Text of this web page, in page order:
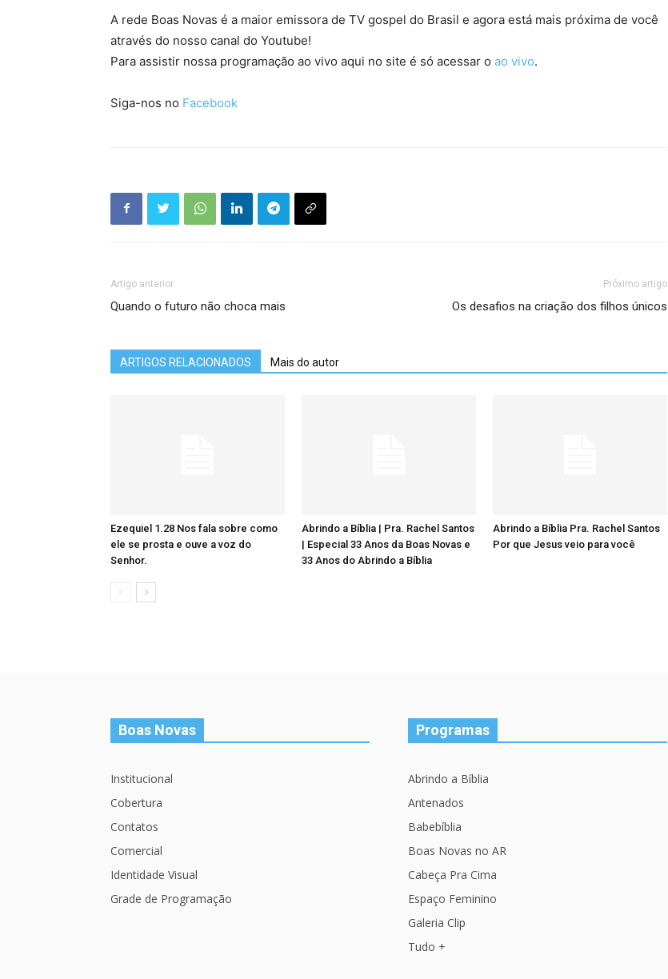
A rede Boas Novas é a maior emissora de TV gospel do Brasil e agora está mais próxima de você
através do nosso canal do Youtube!
Para assistir nossa programação ao vivo aqui no site é só acessar o ao vivo.
Siga-nos no Facebook
Artigo anterior
Quando o futuro não choca mais
Próximo artigo
Os desafios na criação dos filhos únicos
ARTIGOS RELACIONADOS Mais do autor
Ezequiel 1.28 Nos fala sobre como
ele se prosta e ouve a voz do
Senhor.
Abrindo a Bíblia | Pra. Rachel Santos
| Especial 33 Anos da Boas Novas e
33 Anos do Abrindo a Bíblia
Abrindo a Bíblia Pra. Rachel Santos
Por que Jesus veio para você
Boas Novas
Institucional
Cobertura
Contatos
Comercial
Identidade Visual
Grade de Programação
Programas
Abrindo a Bíblia
Antenados
Babebíblia
Boas Novas no AR
Cabeça Pra Cima
Espaço Feminino
Galeria Clip
Tudo +